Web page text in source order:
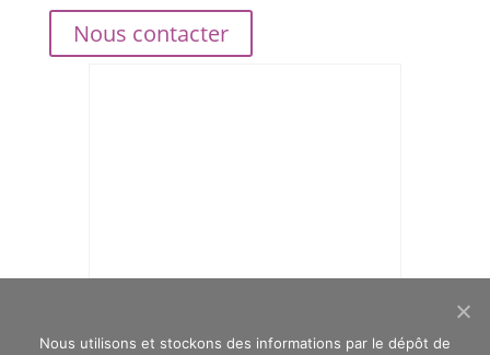
Nous contacter
Nous utilisons et stockons des informations par le dépôt de